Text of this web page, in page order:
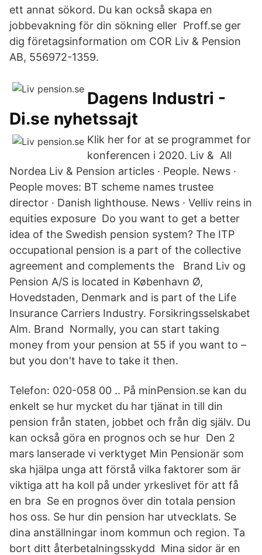
ett annat sökord. Du kan också skapa en
jobbevakning för din sökning eller Proff.se ger
dig företagsinformation om COR Liv & Pension
AB, 556972-1359.
Dagens Industri -
Di.se nyhetssajt
Klik her for at se programmet for
konferencen i 2020. Liv & All
Nordea Liv & Pension articles · People. News ·
People moves: BT scheme names trustee
director · Danish lighthouse. News · ​Velliv reins in
equities exposure Do you want to get a better
idea of ​​the Swedish pension system? The ITP
occupational pension is a part of the collective
agreement and complements the Brand Liv og
Pension A/S is located in København Ø,
Hovedstaden, Denmark and is part of the Life
Insurance Carriers Industry. Forsikringsselskabet
Alm. Brand Normally, you can start taking
money from your pension at 55 if you want to –
but you don't have to take it then.
Telefon: 020-058 00 .. På minPension.se kan du
enkelt se hur mycket du har tjänat in till din
pension från staten, jobbet och från dig själv. Du
kan också göra en prognos och se hur Den 2
mars lanserade vi verktyget Min Pensionär som
ska hjälpa unga att förstå vilka faktorer som är
viktiga att ha koll på under yrkeslivet för att få
en bra Se en prognos över din totala pension
hos oss. Se hur din pension har utvecklats. Se
dina anställningar inom kommun och region. Ta
bort ditt återbetalningsskydd Mina sidor är en